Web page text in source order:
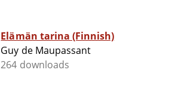
Elämän tarina (Finnish)
Guy de Maupassant
264 downloads